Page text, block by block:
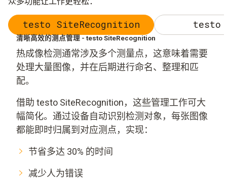
testo SiteRecognition testo
清晰高效的测点管理 - testo SiteRecognition
热成像检测通常涉及多个测量点，这意味着需要
处理大量图像，并在后期进行命名、整理和匹
配。
借助 testo SiteRecognition，这些管理工作可大
幅简化。通过设备自动识别检测对象，每张图像
都能即时归属到对应测点，实现：
节省多达 30% 的时间
减少人为错误